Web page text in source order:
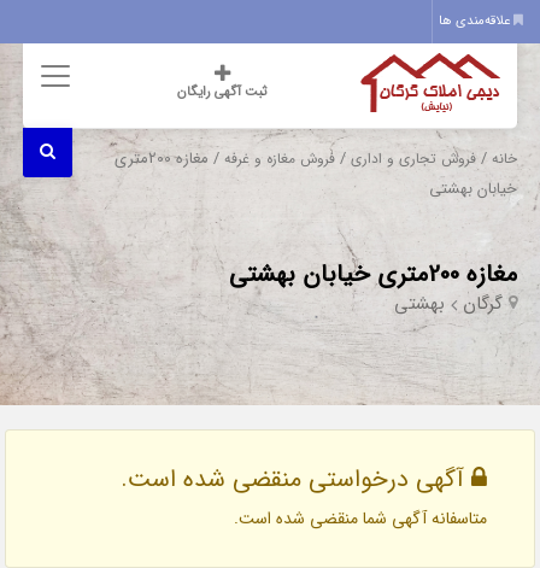
علاقه‌مندی ها
ثبت آگهی رایگان
خانه /فروش تجاری و اداری /فروش مغازه و غرفه
/ مغازه 200متری
خیابان بهشتی
مغازه 200متری خیابان بهشتی
گرگان بهشتی
آگهی درخواستی منقضی شده است.
متاسفانه آگهی شما منقضی شده است.